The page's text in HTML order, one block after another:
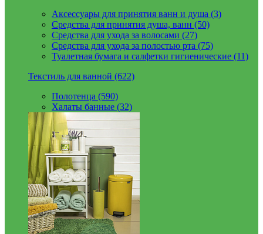
Аксессуары для принятия ванн и душа (3)
Средства для принятия душа, ванн (50)
Средства для ухода за волосами (27)
Средства для ухода за полостью рта (75)
Туалетная бумага и салфетки гигиенические (11)
Текстиль для ванной (622)
Полотенца (590)
Халаты банные (32)